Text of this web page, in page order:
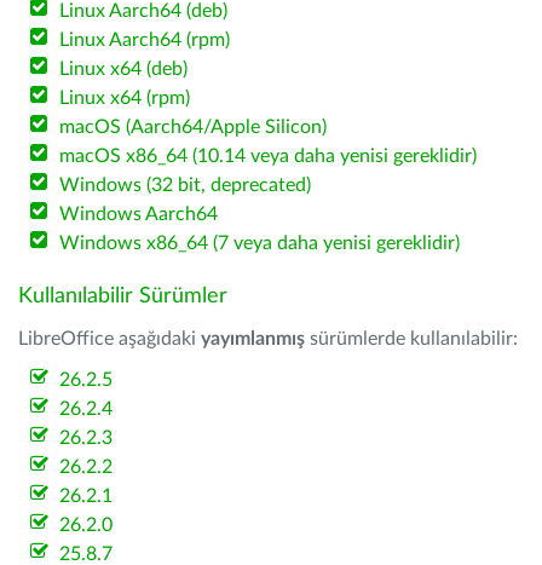
Linux Aarch64 (deb)
Linux Aarch64 (rpm)
Linux x64 (deb)
Linux x64 (rpm)
macOS (Aarch64/Apple Silicon)
macOS x86_64 (10.14 veya daha yenisi gereklidir)
Windows (32 bit, deprecated)
Windows Aarch64
Windows x86_64 (7 veya daha yenisi gereklidir)
Kullanılabilir Sürümler
LibreOffice aşağıdaki yayımlanmış sürümlerde kullanılabilir:
26.2.5
26.2.4
26.2.3
26.2.2
26.2.1
26.2.0
25.8.7